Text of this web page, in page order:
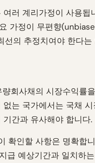
러 계리가정이 사용됩
가정이 무편향
선의 추정치여야 한다는
량회사채의 시장수익률
는 국가에서는 국채
간과 유사해야 합니다.
확인할 사항은 명확합
급 예상기간과 일치하